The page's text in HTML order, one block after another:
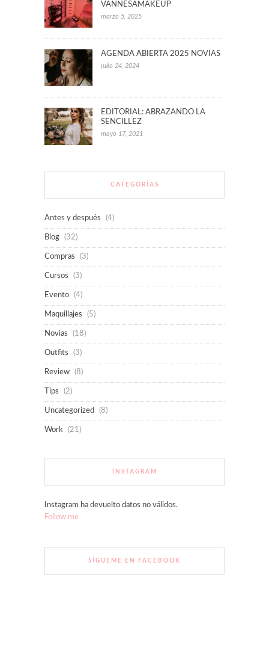
VANNESAMAKEUP
marzo 5, 2025
AGENDA ABIERTA 2025 NOVIAS
julio 24, 2024
EDITORIAL: ABRAZANDO LA
SENCILLEZ
mayo 17, 2021
CATEGORÍAS
Antes y después (4)
Blog (32)
Compras (3)
Cursos (3)
Evento (4)
Maquillajes (5)
Novias (18)
Outfits (3)
Review (8)
Tips (2)
Uncategorized (8)
Work (21)
INSTAGRAM
Instagram ha devuelto datos no válidos.
Follow me
SÍGUEME EN FACEBOOK